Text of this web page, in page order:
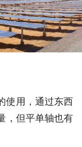
使用，通过东西
，但平单轴也有